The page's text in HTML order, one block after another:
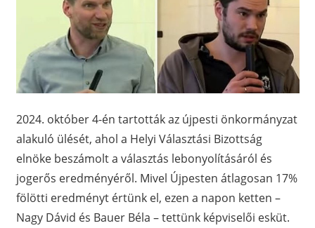
2024. október 4-én tartották az újpesti önkormányzat
alakuló ülését, ahol a Helyi Választási Bizottság
elnöke beszámolt a választás lebonyolításáról és
jogerős eredményéről. Mivel Újpesten átlagosan 17%
fölötti eredményt értünk el, ezen a napon ketten –
Nagy Dávid és Bauer Béla – tettünk képviselői esküt.